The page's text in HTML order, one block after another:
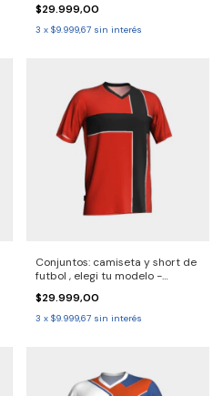
Demora entrega 30/40 dias,
consulta
$29.999,00
3 x $9.999,67 sin interés
Conjuntos: camiseta y short de
futbol , elegi tu modelo -
Consulta demora entrega
30/40 dias
$29.999,00
3 x $9.999,67 sin interés